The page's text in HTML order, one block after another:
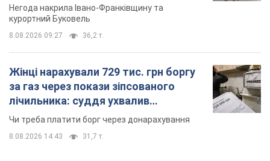
Відео
Негода накрила Івано-Франківщину та
курортний Буковель
8.08.2026 09:27 36,2 т.
Жінці нарахували 729 тис. грн боргу
за газ через покази зіпсованого
лічильника: суддя ухвалив
неочікуване рішення
Чи треба платити борг через донарахування
8.08.2026 14:43 31,7 т.